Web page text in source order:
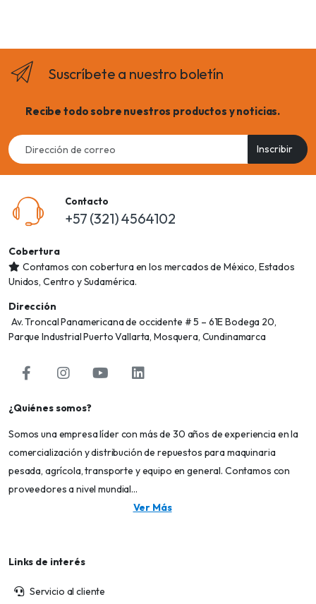
Suscríbete a nuestro boletín
Recibe todo sobre nuestros productos y noticias.
Email
address
Inscribir
Contacto
+57 (321) 4564102
Cobertura
Contamos con cobertura en los mercados de México, Estados
Unidos, Centro y Sudamérica.
Dirección
Av. Troncal Panamericana de occidente # 5 – 61E Bodega 20,
Parque Industrial Puerto Vallarta, Mosquera, Cundinamarca
¿Quiénes somos?
Somos una empresa líder con más de 30 años de experiencia en la
comercialización y distribución de repuestos para maquinaria
pesada, agrícola, transporte y equipo en general. Contamos con
proveedores a nivel mundial...
Ver Más
Links de interés
Servicio al cliente